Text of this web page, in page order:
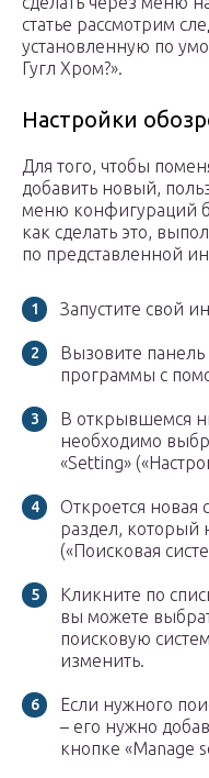
статье рассмотрим
установленную по
Гугл Хром?».
Настройки
Для того, чтобы
добавить новый,
меню конфигураций
как сделать это,
по представленной
Запустите свой
Вызовите панель
программы с
В открывшемся
необходимо
«Setting»
Откроется новая
раздел, который
(«Поисковая
Кликните по
вы можете
поисковую
изменить.
Если нужного
– его нужно
кнопке «Manage